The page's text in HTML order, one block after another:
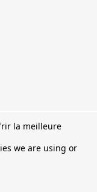
la meilleure
we are using or